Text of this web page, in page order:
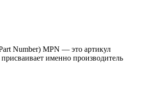
Number) MPN — это артикул
именно производитель